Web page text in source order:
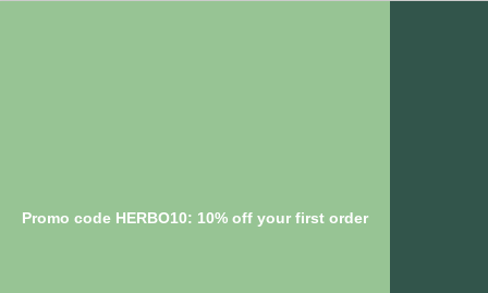
Promo code HERBO10: 10% off your first order